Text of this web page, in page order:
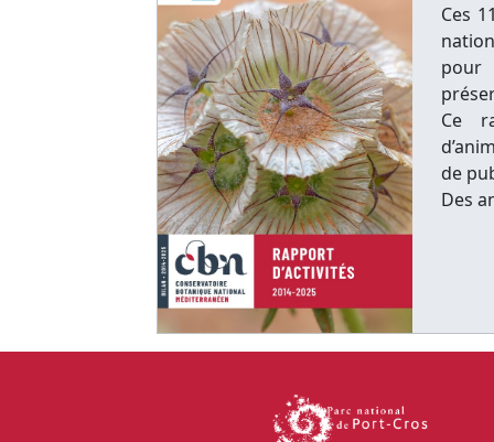
Ces
pour
Ce
de
Des